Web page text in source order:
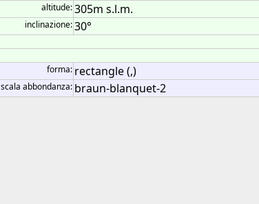
altitude:305m s.l.m.
inclinazione:30°
forma: rectangle (,)
scala abbondanza: braun-blanquet-2